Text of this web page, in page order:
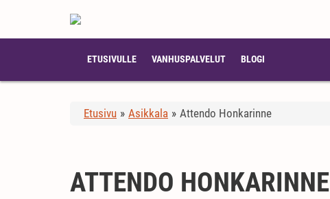
ETUSIVULLE VANHUSPALVELUT BLOGI
Etusivu » Asikkala » Attendo Honkarinne
ATTENDO HONKARINNE